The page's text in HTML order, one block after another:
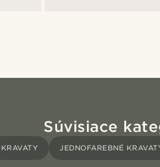
Súvisiace
KRAVATY JEDNOFAREBNÉ